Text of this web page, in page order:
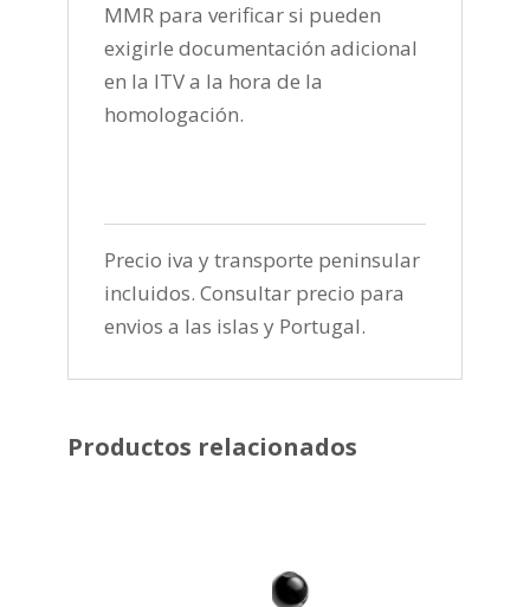
MMR para verificar si pueden
exigirle documentación adicional
en la ITV a la hora de la
homologación.
Precio iva y transporte peninsular
incluidos. Consultar precio para
envios a las islas y Portugal.
Productos relacionados